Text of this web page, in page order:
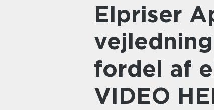
Elpriser App: Den ultimative
fordel af
VIDEO